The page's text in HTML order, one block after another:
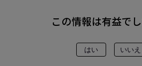
この情報は有益で
はい いいえ